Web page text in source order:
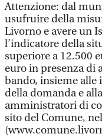
Attenzione: dal
usufruire della
Livorno e avere un
l’indicatore della
superiore a 12.500
euro in presenza di
bando, insieme
della domanda e
amministratori di
sito del Comune,